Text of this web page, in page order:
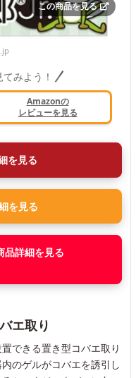
この商品を見る
みよう！
Amazonの
レビューを見る
を見る
を見る
品詳細を見る
エ取り
できる置き型コバエ取り
のゲルがコバエを誘引し